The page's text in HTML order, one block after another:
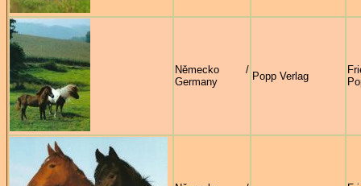
Německo /
Germany
Popp Verlag